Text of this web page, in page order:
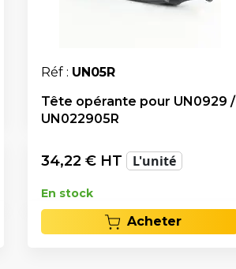
Réf : UN05R
Tête opérante pour UN0929 /
UN022905R
34,22 € HT L'unité
En stock
Acheter